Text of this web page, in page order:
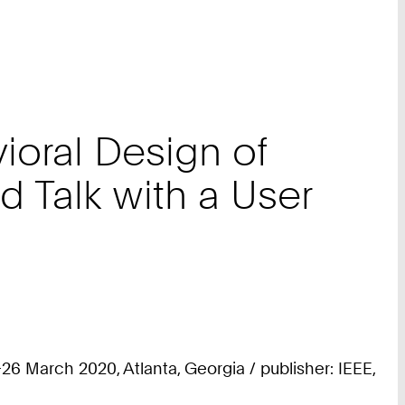
Design of
Talk with a User
March 2020, Atlanta, Georgia / publisher: IEEE,